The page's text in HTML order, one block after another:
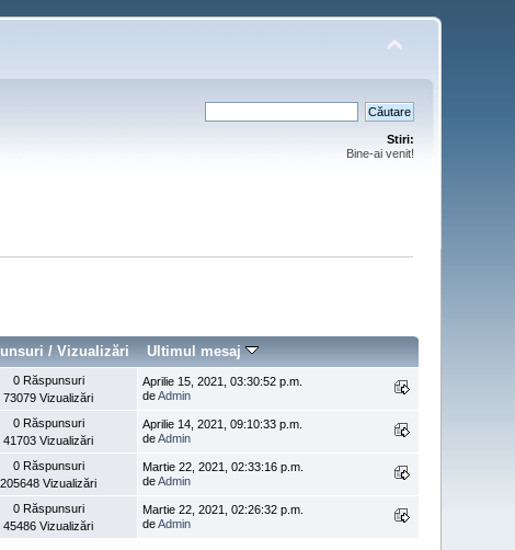
Stiri:
Bine-ai venit!
/Vizualizări Ultimul mesaj
0 Răspunsuri
73079 Vizualizări
Aprilie 15, 2021, 03:30:52 p.m.
deAdmin
0 Răspunsuri
41703 Vizualizări
Aprilie 14, 2021, 09:10:33 p.m.
deAdmin
0 Răspunsuri
205648 Vizualizări
Martie 22, 2021, 02:33:16 p.m.
deAdmin
0 Răspunsuri
45486 Vizualizări
Martie 22, 2021, 02:26:32 p.m.
deAdmin